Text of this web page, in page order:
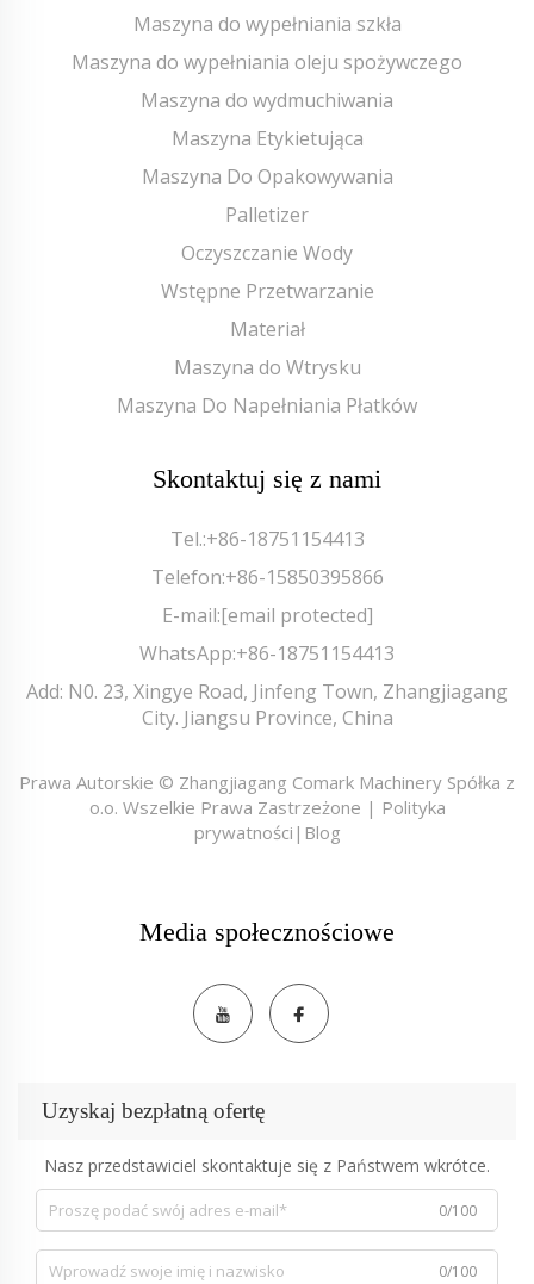
Maszyna do wypełniania szkła
Maszyna do wypełniania oleju spożywczego
Maszyna do wydmuchiwania
Maszyna Etykietująca
Maszyna Do Opakowywania
Palletizer
Oczyszczanie Wody
Wstępne Przetwarzanie
Materiał
Maszyna do Wtrysku
Maszyna Do Napełniania Płatków
Skontaktuj się z nami
Tel.:+86-18751154413
Telefon:+86-15850395866
E-mail:[email protected]
WhatsApp:+86-18751154413
Add: N0. 23, Xingye Road, Jinfeng Town, Zhangjiagang
City. Jiangsu Province, China
Prawa Autorskie © Zhangjiagang Comark Machinery Spółka z
o.o. Wszelkie Prawa Zastrzeżone | Polityka
prywatności | Blog
Media społecznościowe
Uzyskaj bezpłatną ofertę
Nasz przedstawiciel skontaktuje się z Państwem wkrótce.
0/100
0/100